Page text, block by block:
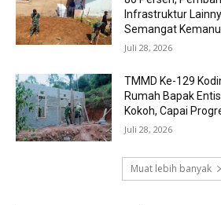
Infrastruktur
Semangat
Juli 28, 2026
TMMD Ke-129
Rumah Bapak
Kokoh, Capai
Juli 28, 2026
Muat lebih banyak